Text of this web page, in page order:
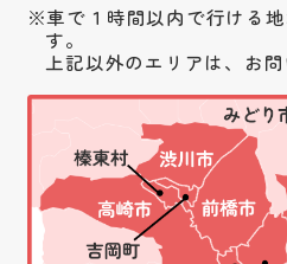
車で１時間以内で行ける
す。
上記以外のエリアは、お問